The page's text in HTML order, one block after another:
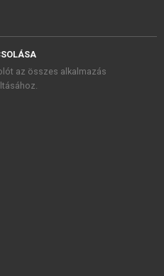
az összes alkalmazás